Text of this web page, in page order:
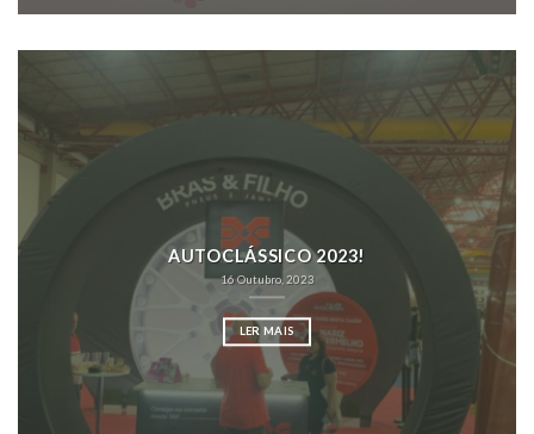
AUTOCLÁSSICO 2023!
16 Outubro, 2023
LER MAIS